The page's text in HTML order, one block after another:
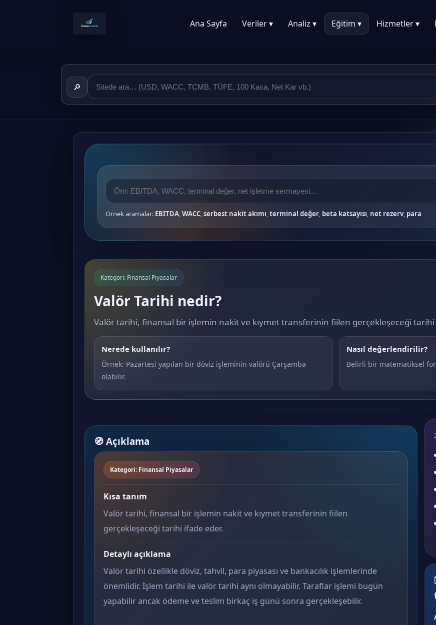
Ana Sayfa Veriler ▾ Analiz ▾ Eğitim ▾ Hizmetler ▾
🔎
Örnek aramalar: EBITDA,WACC,serbest nakit akımı,terminal değer, beta katsayısı, net rezerv, para
Kategori: Finansal Piyasalar
Valör Tarihi nedir?
Valör tarihi, finansal bir işlemin nakit ve kıymet transferinin fiilen gerçekleşeceği tarihi
Nerede kullanılır?
Örnek: Pazartesi yapılan bir döviz işleminin valörü Çarşamba
olabilir.
Nasıl değerlendirilir?
Belirli bir matematiksel
🧭 Açıklama
Kategori: Finansal Piyasalar
Kısa tanım
Valör tarihi, finansal bir işlemin nakit ve kıymet transferinin fiilen
gerçekleşeceği tarihi ifade eder.
Detaylı açıklama
Valör tarihi özellikle döviz, tahvil, para piyasası ve bankacılık işlemlerinde
önemlidir. İşlem tarihi ile valör tarihi aynı olmayabilir. Taraflar işlemi bugün
yapabilir ancak ödeme ve teslim birkaç iş günü sonra gerçekleşebilir.